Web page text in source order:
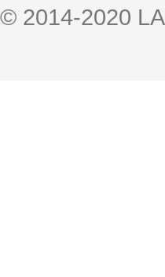
© 2014-2020